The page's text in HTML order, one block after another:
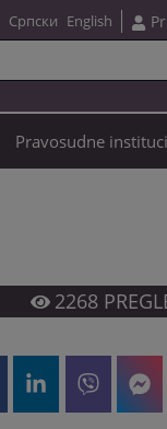
Српски English
Pravosudne
2268